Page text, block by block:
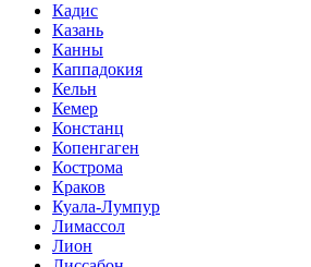
Кадис
Казань
Канны
Каппадокия
Кельн
Кемер
Констанц
Копенгаген
Кострома
Краков
Куала-Лумпур
Лимассол
Лион